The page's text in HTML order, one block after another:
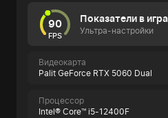
90
FPS
Показатели в
Ультра-настройки
Видеокарта
Palit GeForce RTX 5060 Dual
Процессор
Intel® Core™ i5-12400F